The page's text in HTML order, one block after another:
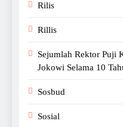
Rilis
Rillis
Sejumlah Rektor Puji
Jokowi Selama 10
Sosbud
Sosial